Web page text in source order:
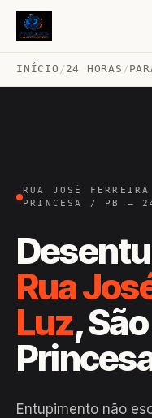
INÍCIO /24 HORAS /
RUA JOSÉ
PRINCESA / PB —
Rua
Luz,
Entupimento não